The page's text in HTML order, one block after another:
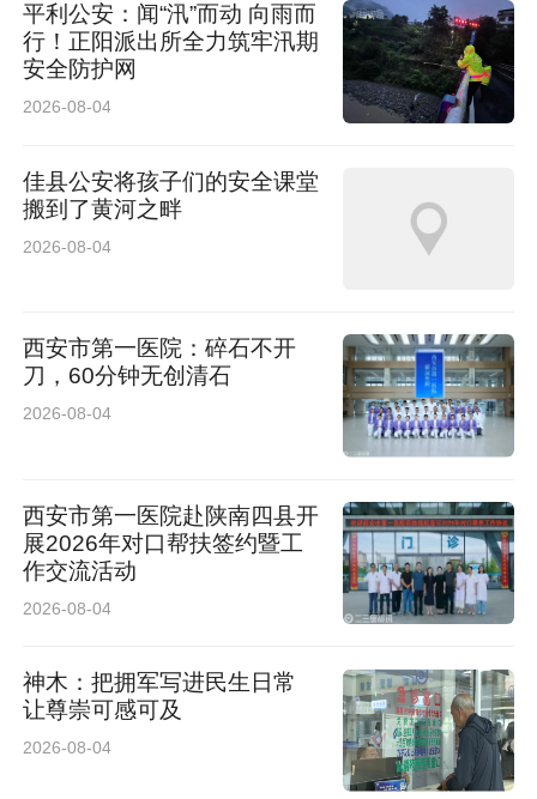
平利公安：闻“汛”而动 向雨而
行！正阳派出所全力筑牢汛期
安全防护网
2026-08-04
佳县公安将孩子们的安全课堂
搬到了黄河之畔
2026-08-04
西安市第一医院：碎石不开
刀，60分钟无创清石
2026-08-04
西安市第一医院赴陕南四县开
展2026年对口帮扶签约暨工
作交流活动
2026-08-04
神木：把拥军写进民生日常
让尊崇可感可及
2026-08-04